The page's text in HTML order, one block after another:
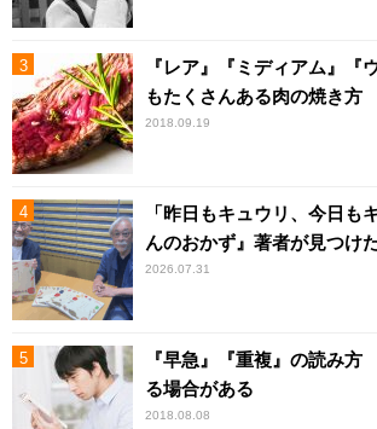
『レア』『ミディアム』『
もたくさんある肉の焼き方
2018.09.19
「昨日もキュウリ、今日も
んのおかず』著者が見つけ
2026.07.31
『早急』『重複』の読み
る場合がある
2018.08.08